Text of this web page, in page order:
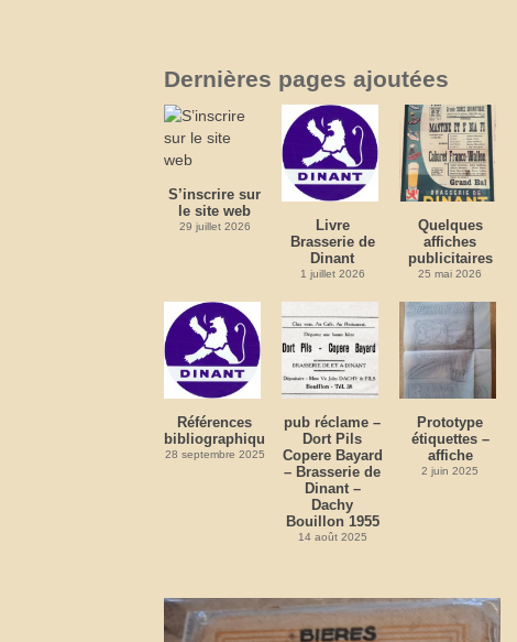
Dernières pages ajoutées
S’inscrire sur
le site web
29 juillet 2026
Livre
Brasserie de
Dinant
1 juillet 2026
Quelques
affiches
publicitaires
25 mai 2026
Références
bibliographiques
28 septembre 2025
pub réclame –
Dort Pils
Copere Bayard
– Brasserie de
Dinant –
Dachy
Bouillon 1955
14 août 2025
Prototype
étiquettes –
affiche
2 juin 2025